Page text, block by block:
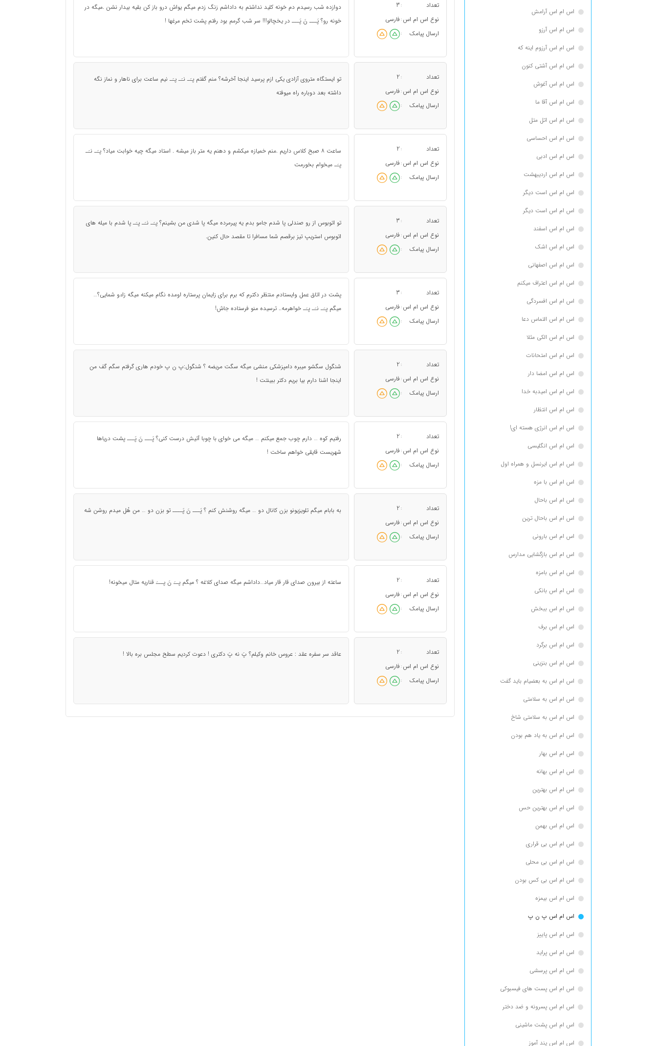
اس ام اس آرامش
اس ام اس آرزو
اس ام اس آرزوم اینه که
اس ام اس آشتی کنون
اس ام اس آغوش
اس ام اس آقا ما
اس ام اس اتل متل
اس ام اس احساسی
اس ام اس ادبی
اس ام اس اردیبهشت
اس ام اس است دیگر
اس ام اس است دیگر
اس ام اس اسفند
اس ام اس اشک
اس ام اس اصفهانی
اس ام اس اعتراف میکنم
اس ام اس افسردگی
اس ام اس التماس دعا
اس ام اس الکی مثلا
اس ام اس امتحانات
اس ام اس امضا دار
اس ام اس امیدبه خدا
اس ام اس انتظار
اس ام اس انرژی هسته ای!
اس ام اس انگلیسی
اس ام اس ایرنسل و همراه اول
اس ام اس با مزه
اس ام اس باحال
اس ام اس باحال ترین
اس ام اس بارونی
اس ام اس بازگشایی مدارس
اس ام اس بامزه
اس ام اس بانکی
اس ام اس ببخش
اس ام اس برف
اس ام اس برگرد
اس ام اس بنزینی
اس ام اس به بعضیام باید گفت
اس ام اس به سلامتی
اس ام اس به سلامتی شاخ
اس ام اس به یاد هم بودن
اس ام اس بهار
اس ام اس بهانه
اس ام اس بهترین
اس ام اس بهترین حس
اس ام اس بهمن
اس ام اس بی قراری
اس ام اس بی محلی
اس ام اس بی کس بودن
اس ام اس بیمزه
اس ام اس پ ن پ
اس ام اس پاییز
اس ام اس پراید
اس ام اس پرسشی
اس ام اس پست های فیسبوکی
اس ام اس پسرونه و ضد دختر
اس ام اس پشت ماشینی
اس ام اس پند آموز
تعداد :
3
نوع اس ام اس : فارسی
ارسال پیامک
:
دوازده شب رسیدم دم خونه کلید نداشتم به داداشم زنگ زدم میگم یواش درو باز کن بقیه بیدار نشن .میگه در
خونه رو؟ پَـــ نَ پَـــ در یخچالو!!! سر شب گرمم بود رفتم پشت تخم مرغها !
تعداد :
2
نوع اس ام اس : فارسی
ارسال پیامک
:
تو ایستگاه متروی آزادی یکی ازم پرسید اینجا آخرشه؟ منم گفتم پـَـ نـَـ پـَـ نیم ساعت برای ناهار و نماز نگه
داشته بعد دوباره راه میوفته
تعداد :
2
نوع اس ام اس : فارسی
ارسال پیامک
:
ساعت ۸ صبح کلاس داریم .منم خمیازه میکشم و دهنم یه متر باز میشه . استاد میگه چیه خوابت میاد؟ پـَـ نـَـ
پـَـ میخوام بخورمت
تعداد :
3
نوع اس ام اس : فارسی
ارسال پیامک
:
تو اتوبوس از رو صندلی پا شدم جامو بدم یه پیرمرده میگه پا شدی من بشینم؟ پـَـ نـَـ پـَـ پا شدم با میله های
اتوبوس استریپ تیز برقصم شما مسافرا تا مقصد حال کنین.
تعداد :
3
نوع اس ام اس : فارسی
ارسال پیامک
:
پشت در اتاق عمل وایستادم منتظر دکترم که برم برای زایمان پرستاره اومده نگام میکنه میگه زاءو شمایی؟…
میگم پـَـ نـَـ پـَـ خواهرمه.. ترسیده منو فرستاده جاش!
تعداد :
2
نوع اس ام اس : فارسی
ارسال پیامک
:
شنگول سگشو میبره دامپزشکی منشی میگه سگت مریضه ؟ شنگول:پ ن پ خودم هاری گرفتم سگم گف من
اینجا اشنا دارم بیا بریم دکتر ببینتت !
تعداد :
2
نوع اس ام اس : فارسی
ارسال پیامک
:
رفتیم کوه … دارم چوب جمع میکنم … میگه می خوای با چوبا آتیش درست کنی؟ پَـــ نَ پَـــ پشت دریاها
شهریست قایقی خواهم ساخت !
تعداد :
2
نوع اس ام اس : فارسی
ارسال پیامک
:
به بابام میگم تلویزیونو بزن کانال دو … میگه روشنش کنم ؟ پَـــ نَ پَــــ تو بزن دو … من هُل میدم روشن شه
تعداد :
2
نوع اس ام اس : فارسی
ارسال پیامک
:
ساعته از بیرون صدای قار قار میاد…داداشم میگه صدای کلاغه ؟ میگم پــَ نَ پـــَ قناریه متال میخونه!
تعداد :
2
نوع اس ام اس : فارسی
ارسال پیامک
:
عاقد سر سفره عقد : عروس خانم وکیلم؟ پَ نه پَ دکتری ! دعوت کردیم سطح مجلس بره بالا !